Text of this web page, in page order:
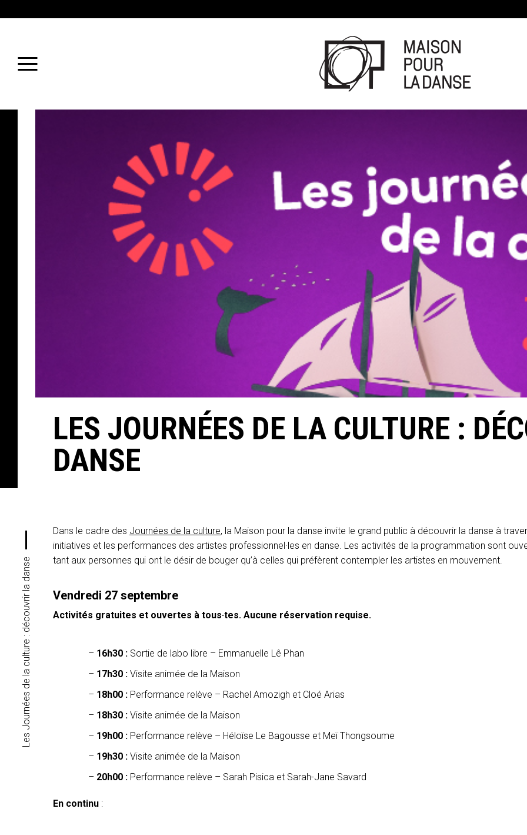
LES JOURNÉES DE LA CULTURE :
DANSE
Les Journées de la culture : découvrir la danse
Dans le cadre des Journées de la culture, la Maison pour la danse invite le grand public à découvrir la danse à
initiatives et les performances des artistes professionnel·les en danse. Les activités de la programmation sont
tant aux personnes qui ont le désir de bouger qu’à celles qui préfèrent contempler les artistes en mouvement.
Vendredi 27 septembre
Activités gratuites et ouvertes à tous·tes. Aucune réservation requise.
16h30 : Sortie de labo libre – Emmanuelle Lê Phan
17h30 : Visite animée de la Maison
18h00 : Performance relève – Rachel Amozigh et Cloé Arias
18h30 : Visite animée de la Maison
19h00 : Performance relève – Héloïse Le Bagousse et Meï Thongsoume
19h30 : Visite animée de la Maison
20h00 : Performance relève – Sarah Pisica et Sarah-Jane Savard
En continu :